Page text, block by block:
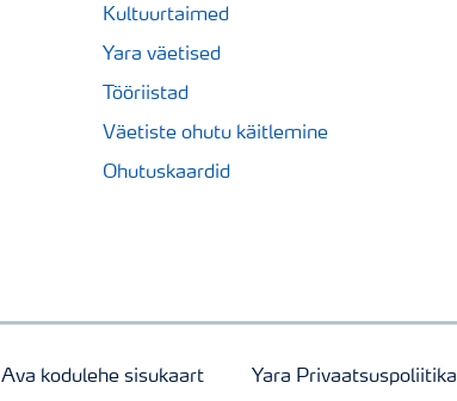
Kultuurtaimed
Yara väetised
Tööriistad
Väetiste ohutu käitlemine
Ohutuskaardid
Ava kodulehe sisukaart Yara Privaatsuspoliitika